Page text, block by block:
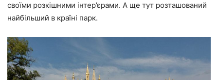
своїми розкішними інтер’єрами. А ще тут розташований
найбільший в країні парк.